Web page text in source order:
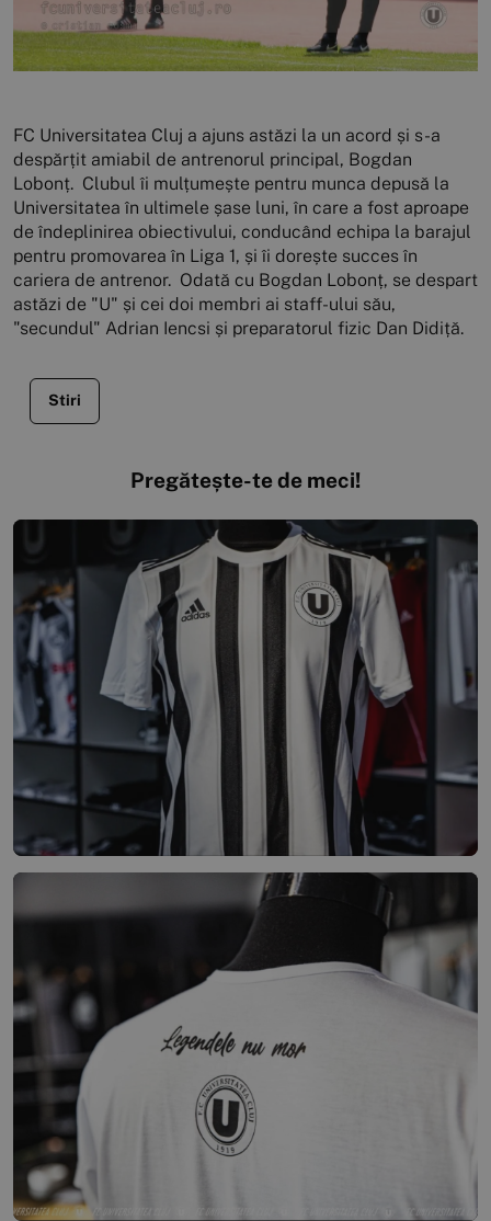
FC Universitatea Cluj a ajuns astăzi la un acord și s-a
despărțit amiabil de antrenorul principal, Bogdan
Lobonț. Clubul îi mulțumește pentru munca depusă la
Universitatea în ultimele șase luni, în care a fost aproape
de îndeplinirea obiectivului, conducând echipa la barajul
pentru promovarea în Liga 1, și îi dorește succes în
cariera de antrenor. Odată cu Bogdan Lobonț, se despart
astăzi de "U" și cei doi membri ai staff-ului său,
"secundul" Adrian Iencsi și preparatorul fizic Dan Didiță.
Stiri
Pregătește-te de meci!